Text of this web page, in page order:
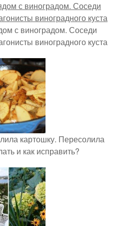
с виноградом. Соседи
виноградного куста
картошку. Пересолила
и как исправить?